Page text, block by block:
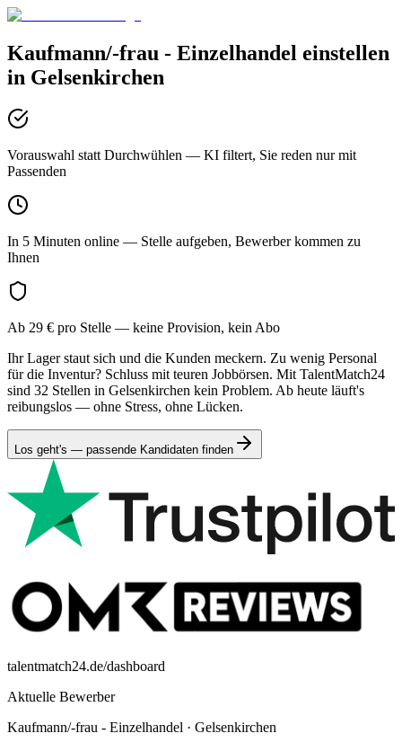
Kaufmann/-frau - Einzelhandel einstellen
in Gelsenkirchen
Vorauswahl statt Durchwühlen — KI filtert, Sie reden nur mit
Passenden
In 5 Minuten online — Stelle aufgeben, Bewerber kommen zu
Ihnen
Ab 29 € pro Stelle — keine Provision, kein Abo
Ihr Lager staut sich und die Kunden meckern. Zu wenig Personal
für die Inventur? Schluss mit teuren Jobbörsen. Mit TalentMatch24
sind 32 Stellen in Gelsenkirchen kein Problem. Ab heute läuft's
reibungslos — ohne Stress, ohne Lücken.
Los geht's — passende Kandidaten finden
talentmatch24.de/dashboard
Aktuelle Bewerber
Kaufmann/-frau - Einzelhandel · Gelsenkirchen